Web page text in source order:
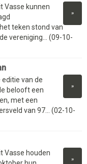
»
Vasse kunnen
teken stond van
vereniging... (09-10-
»
editie van de
belooft een
met een
van 97... (02-10-
»
Vasse houden